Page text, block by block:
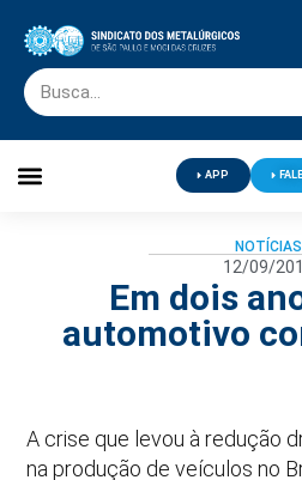
APP
NOTÍCIAS
12/09/
Em dois
automotivo
A crise que levou à redução
na produção de veículos no